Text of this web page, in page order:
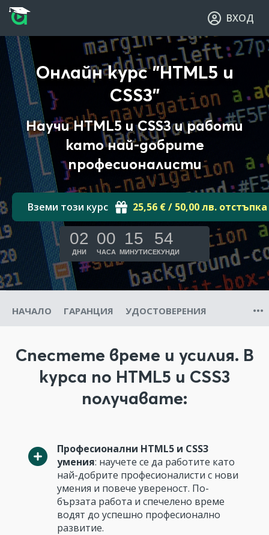
Прескочи към основното съдържание
Прескочи към навигацията
ВХОД
Онлайн курс "HTML5 и
CSS3"
Научи HTML5 и CSS3 и работи
като най-добрите
професионалисти
Вземи този курс 25,56 € / 50,00 лв. отстъпка
02
ДНИ
00
ЧАСА
15
МИНУТИ
52
СЕКУНДИ
НАЧАЛО ГАРАНЦИЯ УДОСТОВЕРЕНИЯ
Спестете време и усилия. В
курса по HTML5 и CSS3
получавате:
Професионални HTML5 и CSS3
умения: научете се да работите като
най-добрите професионалисти с нови
умения и повече увереност. По-
бързата работа и спечелено време
водят до успешно професионално
развитие.